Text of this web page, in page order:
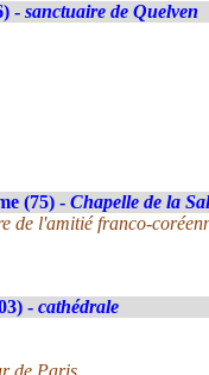
- sanctuaire de Quelven
(75) - Chapelle de la
de l'amitié franco-
- cathédrale
de Paris